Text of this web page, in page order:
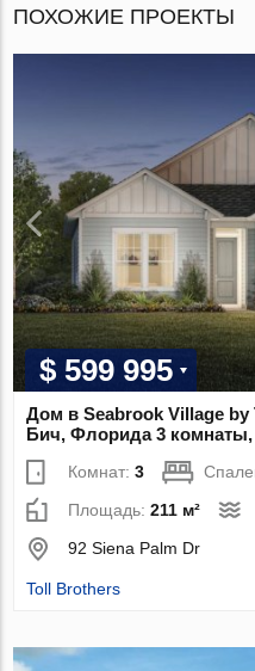
ПОХОЖИЕ ПРОЕКТЫ
$ 599 995
Дом в Seabrook Village
Бич, Флорида 3
Комнат:3
Площадь:211 м²
92 Siena Palm Dr
Toll Brothers